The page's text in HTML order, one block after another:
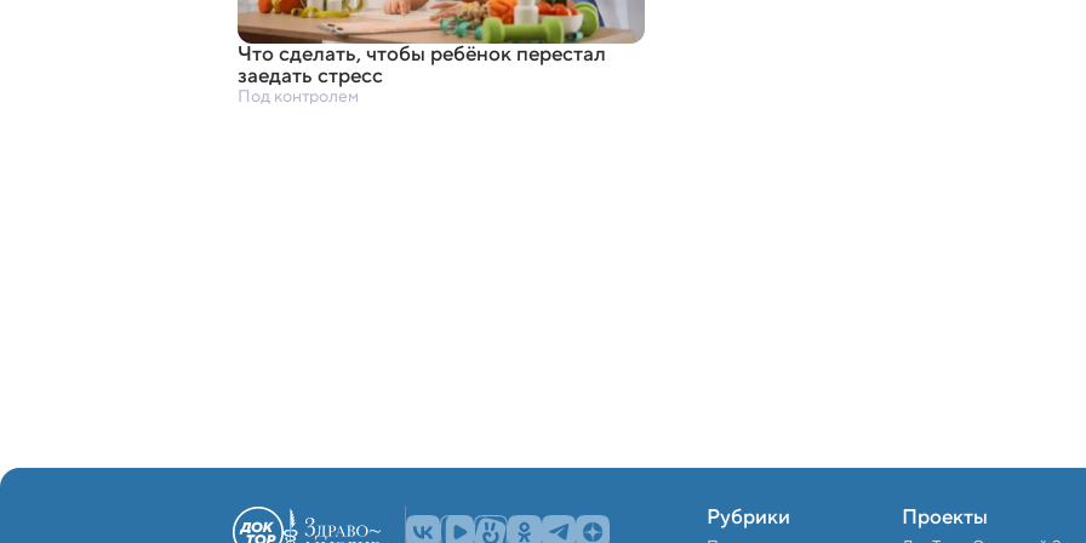
Что сделать,чтобы ребёнок перестал
заедать стресс
Под контролем
Рубрики Проекты